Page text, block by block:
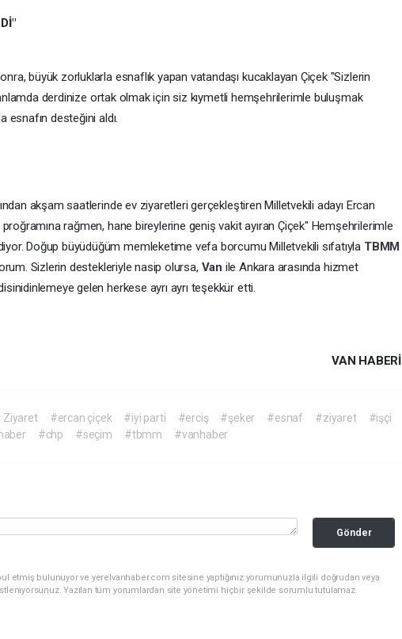
büyük zorluklarla esnaflık yapan vatandaşı kucaklayan Çiçek "Sizlerin
anlamda derdinize ortak olmak için siz kıymetli hemşehrilerimle buluşmak
esnafın desteğini aldı.
akşam saatlerinde ev ziyaretleri gerçekleştiren Milletvekili adayı Ercan
proğramına rağmen, hane bireylerine geniş vakit ayıran Çiçek" Hemşehrilerimle
Doğup büyüdüğüm memleketime vefa borcumu Milletvekili sıfatıyla TBMM
Sizlerin destekleriyle nasip olursa, Van ile Ankara arasında hizmet
gelen herkese ayrı ayrı teşekkür etti.
VAN HABERİ
Ziyaret #ercan çiçek #iyi parti #erciş #şeker #esnaf #ziyaret
#işçi
#chp #seçim #tbmm #vanhaber
Gönder
etmiş bulunuyor ve yerelvanhaber.com sitesine yaptığınız yorumunuzla ilgili doğrudan veya
Yazılan tüm yorumlardan site yönetimi hiçbir şekilde sorumlu tutulamaz.